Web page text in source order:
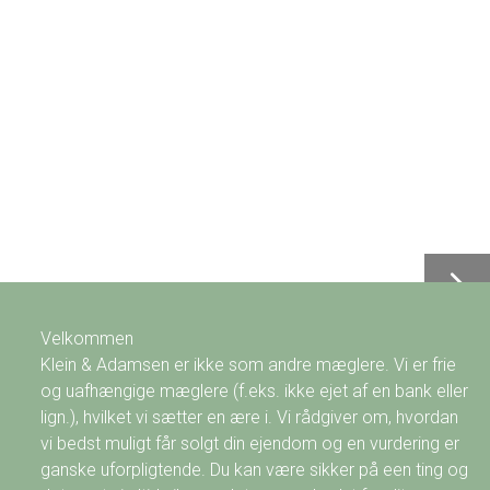
Velkommen
Klein & Adamsen er ikke som andre mæglere. Vi er frie
og uafhængige mæglere (f.eks. ikke ejet af en bank eller
lign.), hvilket vi sætter en ære i. Vi rådgiver om, hvordan
vi bedst muligt får solgt din ejendom og en vurdering er
ganske uforpligtende. Du kan være sikker på een ting og